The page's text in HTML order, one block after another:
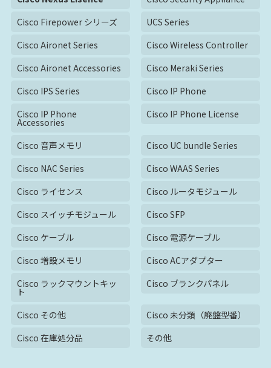
Cisco Firepower シリーズ
UCS Series
Cisco Aironet Series
Cisco Wireless Controller
Cisco Aironet Accessories
Cisco Meraki Series
Cisco IPS Series
Cisco IP Phone
Cisco IP Phone
Accessories
Cisco IP Phone License
Cisco 音声メモリ
Cisco UC bundle Series
Cisco NAC Series
Cisco WAAS Series
Cisco ライセンス
Cisco ルータモジュール
Cisco スイッチモジュール
Cisco SFP
Cisco ケーブル
Cisco 電源ケーブル
Cisco 増設メモリ
Cisco ACアダプター
Cisco ラックマウントキッ
ト
Cisco ブランクパネル
Cisco その他
Cisco 未分類（廃盤型番）
Cisco 在庫処分品
その他